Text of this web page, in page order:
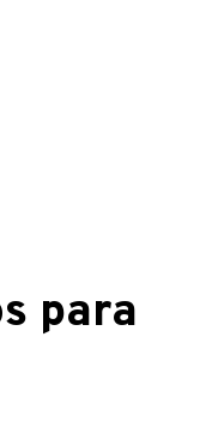
para